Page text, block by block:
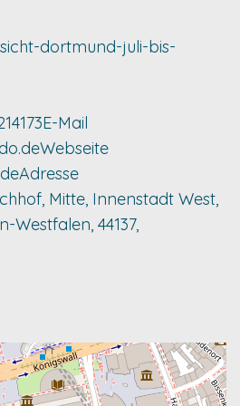
dortmund-juli-bis-
E-Mail
Webseite
Adresse
Mitte, Innenstadt West,
Westfalen, 44137,